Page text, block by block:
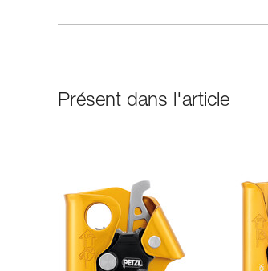
Présent dans l'article